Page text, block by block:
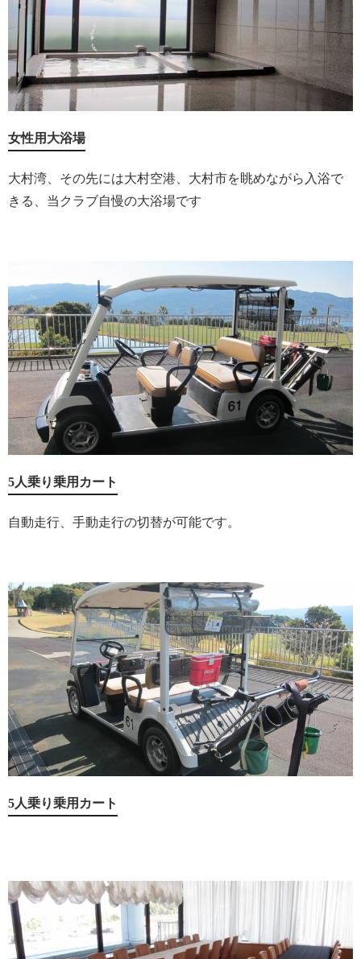
女性用大浴場
大村湾、その先には大村空港、大村市を眺めながら入浴で
きる、当クラブ自慢の大浴場です
5人乗り乗用カート
自動走行、手動走行の切替が可能です。
5人乗り乗用カート